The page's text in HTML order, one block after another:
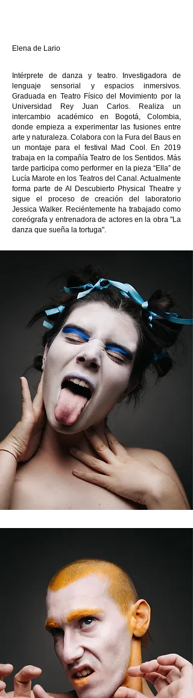
Elena de Lario
Intérprete de danza y teatro. Investigadora de
lenguaje sensorial y espacios inmersivos.
Graduada en Teatro Físico del Movimiento por la
Universidad Rey Juan Carlos. Realiza un
intercambio académico en Bogotá, Colombia,
donde empieza a experimentar las fusiones entre
arte y naturaleza. Colabora con la Fura del Baus en
un montaje para el festival Mad Cool. En 2019
trabaja en la compañía Teatro de los Sentidos. Más
tarde participa como performer en la pieza “Ella” de
Lucía Marote en los Teatros del Canal. Actualmente
forma parte de Al Descubierto Physical Theatre y
sigue el proceso de creación del laboratorio
Jessica Walker. Reciéntemente ha trabajado como
coreógrafa y entrenadora de actores en la obra "La
danza que sueña la tortuga".​